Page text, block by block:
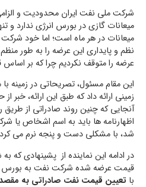
شرکت ملی نفت ایران محدودیت و
میعانات گازی در بورس انرژی ندارد و
میعانات در هر ماه است؛ اما خود
نظم و پایداری این عرضه را به طور
عرضه را متوقف نکردیم چرا که بر اساس
این مقام مسئول، تصریحاتی در زمینه
زمینی ارائه داد که طبق این ارائه،
آنجایی که چنین روند صادراتی از طریق
اظهارنامه ها باید به اسم اشخاص یا
شد، با مشکلی دست و پنجه نرم می
در ادامه این نماینده از پشینهادی
قیمت عرضه شده شرکت نفت به بورس
با تعیین قیمت نفت صادراتی به مقصد